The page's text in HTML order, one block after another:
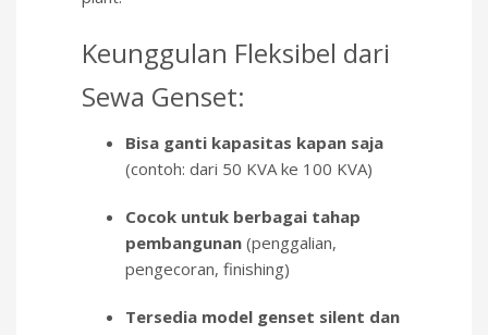
Keunggulan Fleksibel dari
Sewa Genset:
Bisa ganti kapasitas kapan saja
(contoh: dari 50 KVA ke 100 KVA)
Cocok untuk berbagai tahap
pembangunan (penggalian,
pengecoran, finishing)
Tersedia model genset silent dan